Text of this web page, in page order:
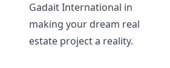
Gadait International in
making your dream real
estate project a reality.